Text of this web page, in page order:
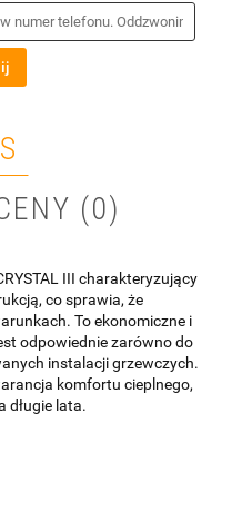
(0)
III charakteryzujący
co sprawia, że
To ekonomiczne i
odpowiednie zarówno do
instalacji grzewczych.
komfortu cieplnego,
długie lata.